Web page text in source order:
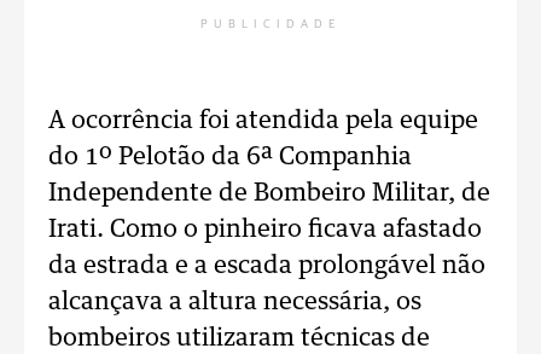
PUBLICIDADE
A ocorrência foi atendida pela equipe
do 1º Pelotão da 6ª Companhia
Independente de Bombeiro Militar, de
Irati. Como o pinheiro ficava afastado
da estrada e a escada prolongável não
alcançava a altura necessária, os
bombeiros utilizaram técnicas de